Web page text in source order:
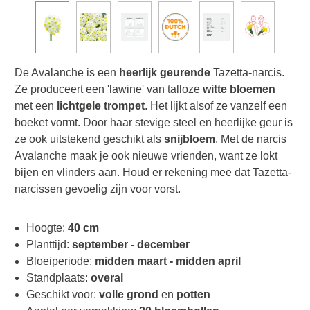
De Avalanche is een heerlijk geurende Tazetta-narcis.
Ze produceert een 'lawine' van talloze witte bloemen
met een lichtgele trompet. Het lijkt alsof ze vanzelf een
boeket vormt. Door haar stevige steel en heerlijke geur is
ze ook uitstekend geschikt als snijbloem. Met de narcis
Avalanche maak je ook nieuwe vrienden, want ze lokt
bijen en vlinders aan. Houd er rekening mee dat Tazetta-
narcissen gevoelig zijn voor vorst.
Hoogte: 40 cm
Planttijd: september - december
Bloeiperiode: midden maart - midden april
Standplaats: overal
Geschikt voor: volle grond en potten